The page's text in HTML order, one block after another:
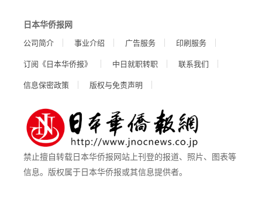
日本华侨报网
公司简介 事业介绍 广告服务
印刷服务
订阅《日本华侨报》
中日就职转职
联系我们
信息保密政策
版权与免责声明
禁止擅自转载日本华侨报网站上刊登的报道、照片、图表等
信息。版权属于日本华侨报或其信息提供者。